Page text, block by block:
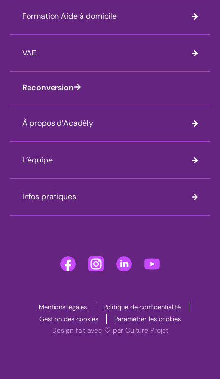
Formation Aide à domicile
VAE
Reconversion
À propos d’Acadély
L’équipe
Infos pratiques
Mentions légales
Politique de confidentialité
Gestion des cookies
Paramétrer les cookies
Design fait avec 🤍 par Culture Projet